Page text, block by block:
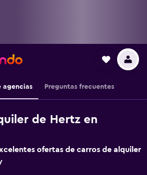
agencias Preguntas frecuentes
de Hertz en
ofertas de carros de alquiler